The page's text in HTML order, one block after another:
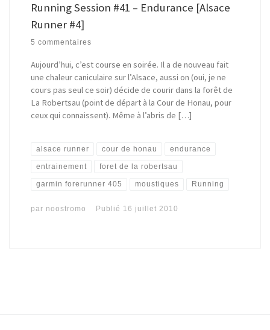
Running Session #41 – Endurance [Alsace
Runner #4]
5 commentaires
Aujourd’hui, c’est course en soirée. Il a de nouveau fait
une chaleur caniculaire sur l’Alsace, aussi on (oui, je ne
cours pas seul ce soir) décide de courir dans la forêt de
La Robertsau (point de départ à la Cour de Honau, pour
ceux qui connaissent). Même à l’abris de […]
alsace runner cour de honau endurance
entrainement foret de la robertsau
garmin forerunner 405 moustiques Running
par noostromo Publié 16 juillet 2010